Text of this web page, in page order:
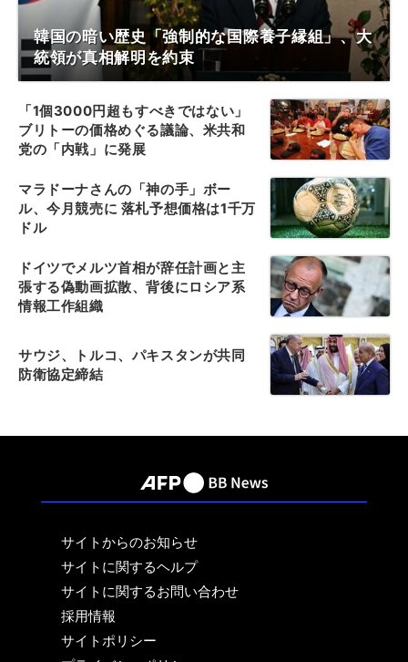
韓国の暗い歴史「強制的な国際養子縁組」、大
統領が真相解明を約束
「1個3000円超もすべきではない」
ブリトーの価格めぐる議論、米共和
党の「内戦」に発展
マラドーナさんの「神の手」ボー
ル、今月競売に 落札予想価格は1千万
ドル
ドイツでメルツ首相が辞任計画と主
張する偽動画拡散、背後にロシア系
情報工作組織
サウジ、トルコ、パキスタンが共同
防衛協定締結
サイトからのお知らせ
サイトに関するヘルプ
サイトに関するお問い合わせ
採用情報
サイトポリシー